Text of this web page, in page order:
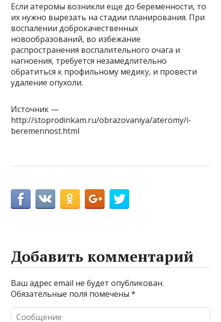
Если атеромы возникли еще до беременности, то
их нужно вырезать на стадии планирования. При
воспалении доброкачественных
новообразований, во избежание
распространения воспалительного очага и
нагноения, требуется незамедлительно
обратиться к профильному медику, и провести
удаление опухоли.
Источник —
http://stoprodinkam.ru/obrazovaniya/ateromy/i-
beremennost.html
Добавить комментарий
Ваш адрес email не будет опубликован.
Обязательные поля помечены*